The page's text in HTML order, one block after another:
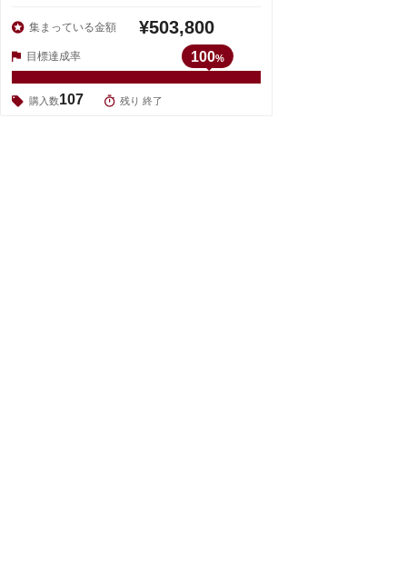
集まっている金額 ¥503,800
目標達成率 100%
購入数107 残り 終了